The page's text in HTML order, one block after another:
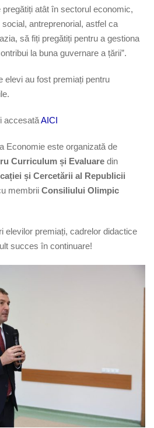
atât în sectorul economic,
antreprenorial, astfel ca
să fiți pregătiți pentru a gestiona
la buna guvernare a țării”.
elevi au fost premiați pentru
accesatăAICI
Economie este organizată de
Curriculum și Evaluare din
și Cercetării al Republicii
membrii Consiliului Olimpic
elevilor premiați, cadrelor didactice
succes în continuare!